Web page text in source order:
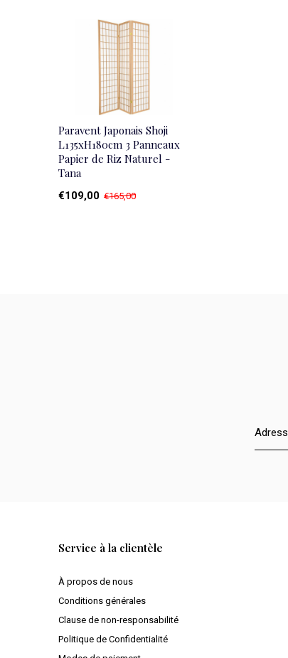
Paravent Japonais Shoji
L135xH180cm 3 Panneaux
Papier de Riz Naturel -
Tana
€109,00 €165,00
Service à la clientèle
À propos de nous
Conditions générales
Clause de non-responsabilité
Politique de Confidentialité